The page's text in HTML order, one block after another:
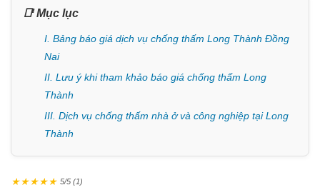
📑 Mục lục
I. Bảng báo giá dịch vụ chống thấm Long Thành Đồng
Nai
II. Lưu ý khi tham khảo báo giá chống thấm Long
Thành
III. Dịch vụ chống thấm nhà ở và công nghiệp tại Long
Thành
★★★★★ 5/5 (1)